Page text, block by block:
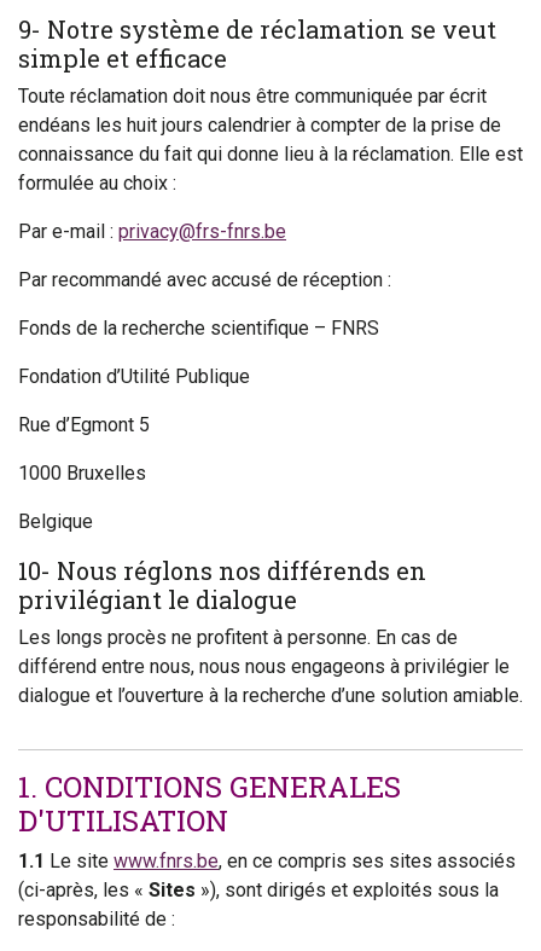
9- Notre système de réclamation se veut
simple et efficace
Toute réclamation doit nous être communiquée par écrit
endéans les huit jours calendrier à compter de la prise de
connaissance du fait qui donne lieu à la réclamation. Elle est
formulée au choix :
Par e-mail : privacy@frs-fnrs.be
Par recommandé avec accusé de réception :
Fonds de la recherche scientifique – FNRS
Fondation d’Utilité Publique
Rue d’Egmont 5
1000 Bruxelles
Belgique
10- Nous réglons nos différends en
privilégiant le dialogue
Les longs procès ne profitent à personne. En cas de
différend entre nous, nous nous engageons à privilégier le
dialogue et l’ouverture à la recherche d’une solution amiable.
1. CONDITIONS GENERALES
D'UTILISATION
1.1 Le site www.fnrs.be, en ce compris ses sites associés
(ci-après, les « Sites »), sont dirigés et exploités sous la
responsabilité de :